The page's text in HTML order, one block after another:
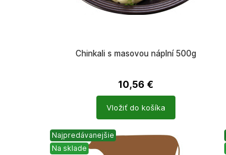
Chinkali s masovou náplní 500g
10,56 €
Vložiť do košíka
Najpredávanejšie
Na sklade